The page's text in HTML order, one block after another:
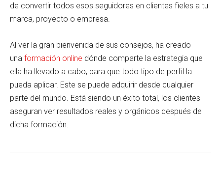
de convertir todos esos seguidores en clientes fieles a tu
marca, proyecto o empresa.
Al ver la gran bienvenida de sus consejos, ha creado
una formación online dónde comparte la estrategia que
ella ha llevado a cabo, para que todo tipo de perfil la
pueda aplicar. Este se puede adquirir desde cualquier
parte del mundo. Está siendo un éxito total, los clientes
aseguran ver resultados reales y orgánicos después de
dicha formación.